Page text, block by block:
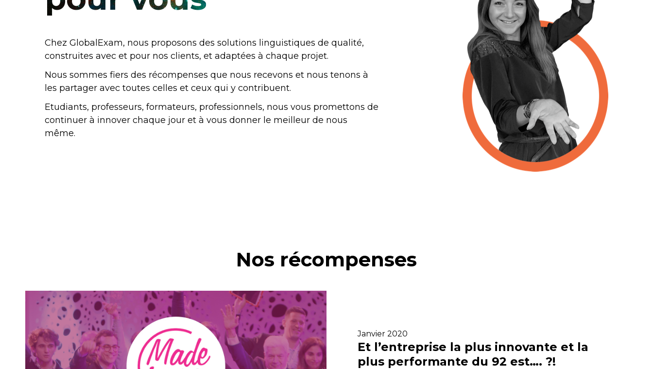
Chez GlobalExam, nous proposons des solutions linguistiques de qualité,
construites avec et pour nos clients, et adaptées à chaque projet.
Nous sommes fiers des récompenses que nous recevons et nous tenons à
les partager avec toutes celles et ceux qui y contribuent.
Etudiants, professeurs, formateurs, professionnels, nous vous promettons de
continuer à innover chaque jour et à vous donner le meilleur de nous
même.
Nos récompenses
Janvier 2020
Et l’entreprise la plus innovante et la
plus performante du 92 est…. ?!